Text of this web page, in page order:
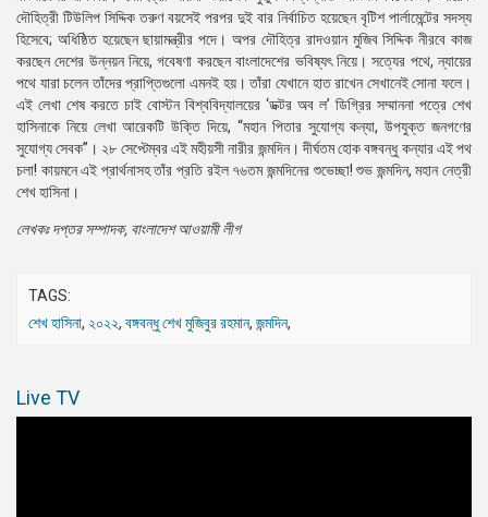
দৌহিত্রী টিউলিপ সিদ্দিক তরুণ বয়সেই পরপর দুই বার নির্বাচিত হয়েছেন বৃটিশ পার্লামেন্টের সদস্য
হিসেবে; অধিষ্ঠিত হয়েছেন ছায়ামন্ত্রীর পদে। অপর দৌহিত্র রাদওয়ান মুজিব সিদ্দিক নীরবে কাজ
করছেন দেশের উন্নয়ন নিয়ে, গবেষণা করছেন বাংলাদেশের ভবিষ্যৎ নিয়ে। সত্যের পথে, ন্যায়ের
পথে যারা চলেন তাঁদের প্রাপ্তিগুলো এমনই হয়। তাঁরা যেখানে হাত রাখেন সেখানেই সোনা ফলে।
এই লেখা শেষ করতে চাই বোস্টন বিশ্ববিদ্যালয়ের ‘ডক্টর অব ল’ ডিগ্রির সম্মাননা পত্রে শেখ
হাসিনাকে নিয়ে লেখা আরেকটি উক্তি দিয়ে, “মহান পিতার সুযোগ্য কন্যা, উপযুক্ত জনগণের
সুযোগ্য সেবক”। ২৮ সেপ্টেম্বর এই মহীয়সী নারীর জন্মদিন। দীর্ঘতম হোক বঙ্গবন্ধু কন্যার এই পথ
চলা! কায়মনে এই প্রার্থনাসহ তাঁর প্রতি রইল ৭৬তম জন্মদিনের শুভেচ্ছা! শুভ জন্মদিন, মহান নেত্রী
শেখ হাসিনা।
লেখকঃ দপ্তর সম্পাদক, বাংলাদেশ আওয়ামী লীগ
TAGS:
শেখ হাসিনা, ২০২২, বঙ্গবন্ধু শেখ মুজিবুর রহমান, জন্মদিন,
Live TV